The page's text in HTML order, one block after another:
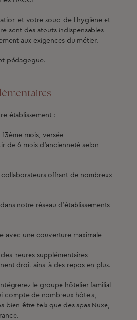
et votre souci de l’hygiène et
sont des atouts indispensables
aux exigences du métier.
pédagogue.
établissement :
mois, versée
de 6 mois d'ancienneté selon
offrant de nombreux
notre réseau d’établissements
avec une couverture maximale
heures supplémentaires
droit ainsi à des repos en plus.
le groupe hôtelier familial
compte de nombreux hôtels,
bien-être tels que des spas Nuxe,